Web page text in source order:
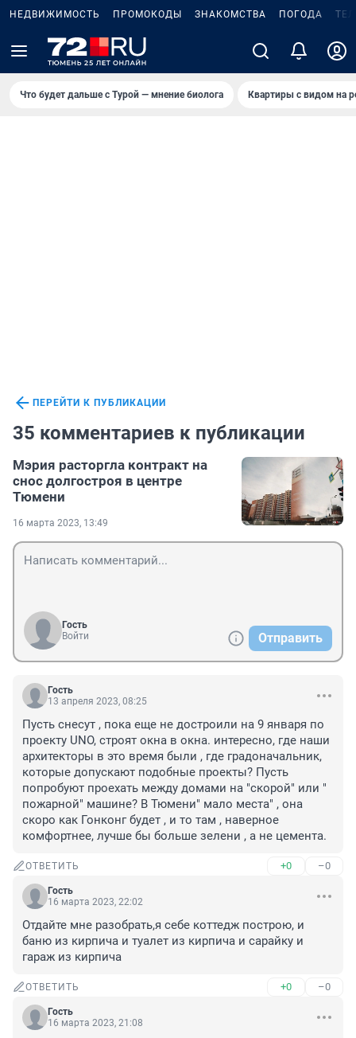
НЕДВИЖИМОСТЬ ПРОМОКОДЫ ЗНАКОМСТВА ПОГОДА
Что будет дальше с Турой — мнение биолога Квартиры с видом на
ПЕРЕЙТИ К ПУБЛИКАЦИИ
35 комментариев к публикации
Мэрия расторгла контракт на
снос долгостроя в центре
Тюмени
16 марта 2023, 13:49
Гость
Войти
Отправить
Гость
13 апреля 2023, 08:25
Пусть снесут , пока еще не достроили на 9 января по
проекту UNO, строят окна в окна. интересно, где наши
архитекторы в это время были , где градоначальник,
которые допускают подобные проекты? Пусть
попробуют проехать между домами на "скорой" или "
пожарной" машине? В Тюмени" мало места" , она
скоро как Гонконг будет , и то там , наверное
комфортнее, лучше бы больше зелени , а не цемента.
ОТВЕТИТЬ +0 –0
Гость
16 марта 2023, 22:02
Отдайте мне разобрать,я себе коттедж построю, и
баню из кирпича и туалет из кирпича и сарайку и
гараж из кирпича
ОТВЕТИТЬ +0 –0
Гость
16 марта 2023, 21:08